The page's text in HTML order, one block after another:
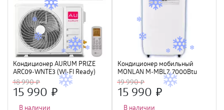
Кондиционер AURUM PRIZE
ARC09-WNTE3 (WI-FI Ready)
18 990
15 990
В наличии
Кондиционер мобильный
MONLAN M-MBL7, 7000Btu
19 990
15 990
В наличии